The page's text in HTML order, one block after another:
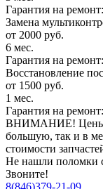
Гарантия на
Замена
от 2000 руб.
6 мес.
Гарантия на
Восстановление
от 1500 руб.
1 мес.
Гарантия на
ВНИМАНИЕ! Цены
большую, так и в
стоимости
Не нашли поломки
Звоните!
8(846)379-21-09